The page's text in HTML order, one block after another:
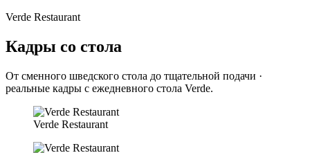
Verde Restaurant
Кадры со стола
От сменного шведского стола до тщательной подачи ·
реальные кадры с ежедневного стола Verde.
Verde Restaurant